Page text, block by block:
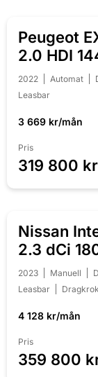
Peugeot
2.0 HDI
Moms
2022 Automat
Leasbar
3 669 kr/mån
Pris
319 800 kr
Nissan
2.3 dCi
L3H2
2023 Manuell
Leasbar
Dragkrok
4 128 kr/mån
Pris
359 800